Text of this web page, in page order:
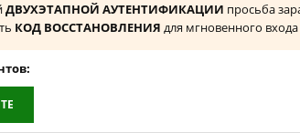
ДВУХЭТАПНОЙ АУТЕНТИФИКАЦИИ просьба
КОД ВОССТАНОВЛЕНИЯ для мгновенного входа